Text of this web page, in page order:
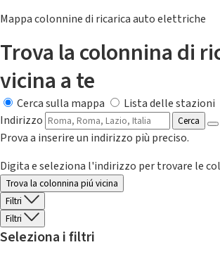
Mappa colonnine di ricarica auto elettriche
Trova la colonnina di
vicina a te
Cerca sulla mappa
Lista delle stazioni
Indirizzo
Cerca
Prova a inserire un indirizzo più preciso.
Digita e seleziona l'indirizzo per trovare le
Trova la colonnina piú vicina
Filtri
Filtri
Seleziona i filtri